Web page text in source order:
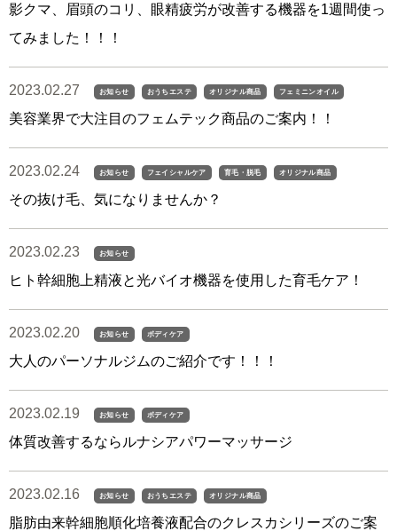
影クマ、眉頭のコリ、眼精疲労が改善する機器を1週間使っ
てみました！！！
2023.02.27 お知らせ おうちエステ オリジナル商品 フェミニンオイル
美容業界で大注目のフェムテック商品のご案内！！
2023.02.24 お知らせ フェイシャルケア 育毛・脱毛 オリジナル商品
その抜け毛、気になりませんか？
2023.02.23 お知らせ
ヒト幹細胞上精液と光バイオ機器を使用した育毛ケア！
2023.02.20 お知らせ ボディケア
大人のパーソナルジムのご紹介です！！！
2023.02.19 お知らせ ボディケア
体質改善するならルナシアパワーマッサージ
2023.02.16 お知らせ おうちエステ オリジナル商品
脂肪由来幹細胞順化培養液配合のクレスカシリーズのご案